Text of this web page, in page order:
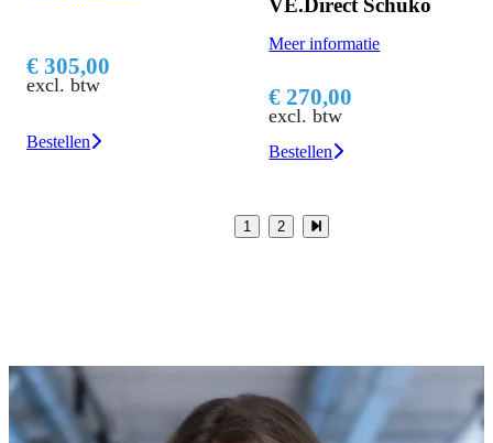
€ 305,00
excl. btw
Bestellen
VE.Direct Schuko
Meer informatie
€ 270,00
excl. btw
Bestellen
1 2